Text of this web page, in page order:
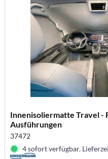
Innenisoliermatte Travel -
Ausführungen
37472
4 sofort verfügbar.